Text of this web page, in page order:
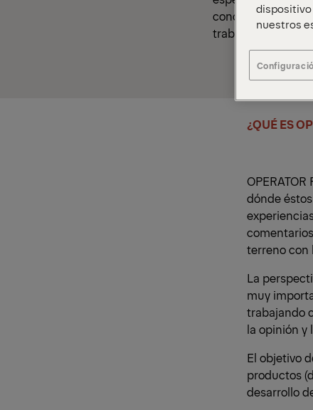
conocen de
trabajando en
¿QUÉ ES
dónde
terreno con
La
muy
trabajando
la opinión y
El objetivo
productos
desarrollo
dispositivo
nuestros